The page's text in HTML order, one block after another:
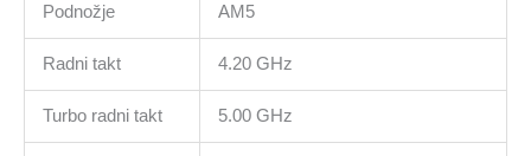
Podnožje AM5
Radni takt 4.20 GHz
Turbo radni takt 5.00 GHz